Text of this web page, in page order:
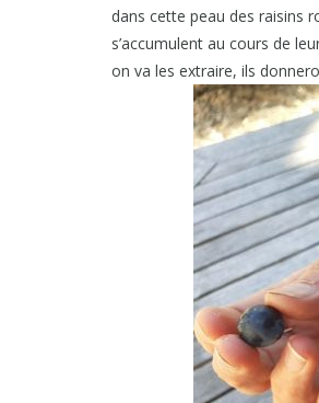
dans cette peau des raisins
s’accumulent au cours de
on va les extraire, ils